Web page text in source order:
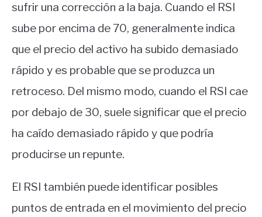
sufrir una corrección a la baja. Cuando el RSI
sube por encima de 70, generalmente indica
que el precio del activo ha subido demasiado
rápido y es probable que se produzca un
retroceso. Del mismo modo, cuando el RSI cae
por debajo de 30, suele significar que el precio
ha caído demasiado rápido y que podría
producirse un repunte.
El RSI también puede identificar posibles
puntos de entrada en el movimiento del precio